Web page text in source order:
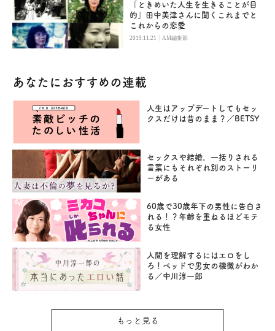
「ときめいた人生を生きることが目
的」田中美津さんに聞くこれまでと
これからの恋愛
2019.11.21 |AM編集部
あなたにおすすめの連載
人生はアップデートしてもセッ
クスだけは昔のまま？／BETSY
セックスや結婚。一括りされる
言葉にもそれぞれ別のストーリ
ーがある
60歳で30歳年下の男性に告白さ
れる！？年齢を重ねるほどモテ
る女性
人間を理解するにはエロをし
ろ！ベッドで男女の機微がわか
る／中川淳一郎
もっと見る